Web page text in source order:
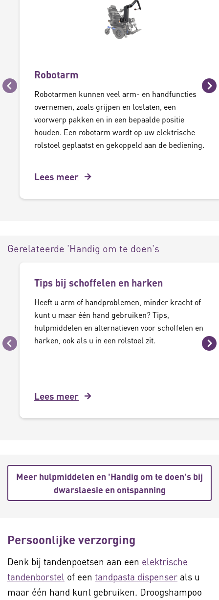
Vorige
Robotarm
Robotarmen kunnen veel arm- en handfuncties
overnemen, zoals grijpen en loslaten, een
voorwerp pakken en in een bepaalde positie
houden. Een robotarm wordt op uw elektrische
rolstoel geplaatst en gekoppeld aan de bediening.
Lees meer
Gerelateerde 'Handig om te doen's
Vorige
Tips bij schoffelen en harken
Heeft u arm of handproblemen, minder kracht of
kunt u maar één hand gebruiken? Tips,
hulpmiddelen en alternatieven voor schoffelen en
harken, ook als u in een rolstoel zit.
Lees meer
Meer hulpmiddelen en 'Handig om te doen's bij
dwarslaesie en ontspanning
Persoonlijke verzorging
Denk bij tandenpoetsen aan een elektrische
tandenborstel of een tandpasta dispenser als u
maar één hand kunt gebruiken. Droogshampoo